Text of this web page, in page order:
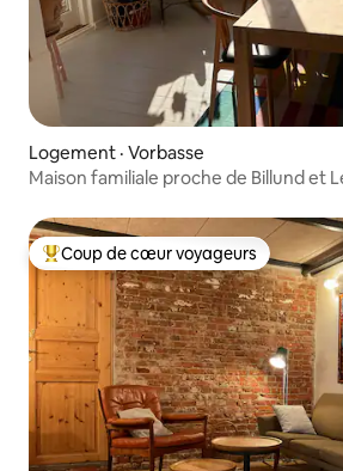
Logement · Vorbasse
Maison familiale proche de Billund et
Coup de cœur voyageurs parmi les
Coup de cœur voyageurs